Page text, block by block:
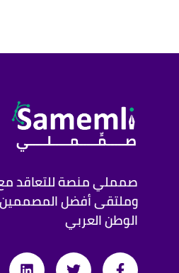
صمملي منصة للتعاقد
وملتقى أفضل
الوطن العربي